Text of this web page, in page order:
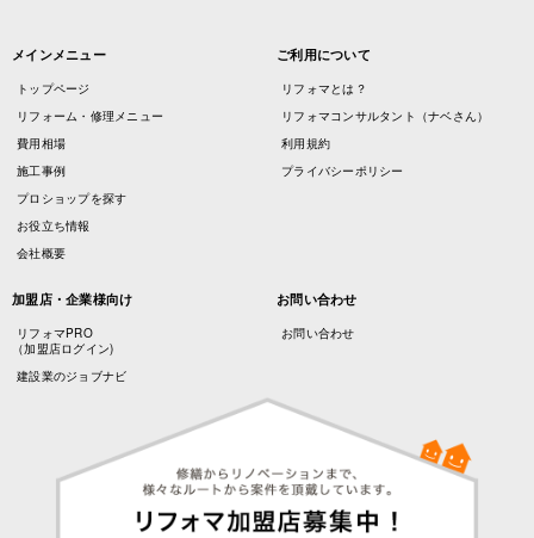
メインメニュー
トップページ
リフォーム・修理メニュー
費用相場
施工事例
プロショップを探す
お役立ち情報
会社概要
ご利用について
リフォマとは？
リフォマコンサルタント（ナベさん）
利用規約
プライバシーポリシー
加盟店・企業様向け
リフォマPRO
（加盟店ログイン)
建設業のジョブナビ
お問い合わせ
お問い合わせ